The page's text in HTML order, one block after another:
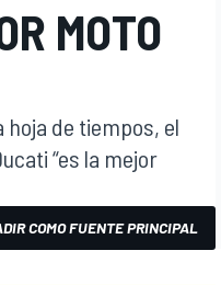
MOTO
de tiempos, el
“es la mejor
COMO FUENTE PRINCIPAL